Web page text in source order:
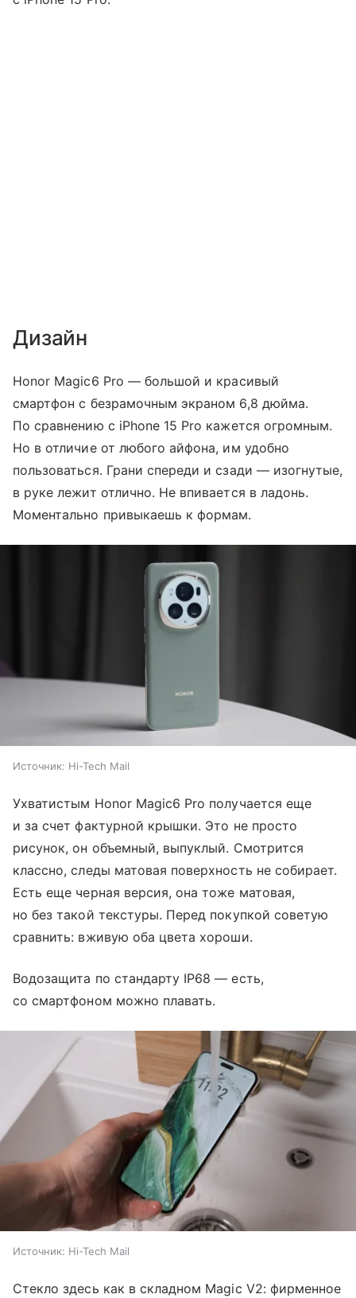
Дизайн
Honor Magic6 Pro — большой и красивый
смартфон с безрамочным экраном 6,8 дюйма.
По сравнению с iPhone 15 Pro кажется огромным.
Но в отличие от любого айфона, им удобно
пользоваться. Грани спереди и сзади — изогнутые,
в руке лежит отлично. Не впивается в ладонь.
Моментально привыкаешь к формам.
Источник: Hi-Tech Mail
Ухватистым Honor Magic6 Pro получается еще
и за счет фактурной крышки. Это не просто
рисунок, он объемный, выпуклый. Смотрится
классно, следы матовая поверхность не собирает.
Есть еще черная версия, она тоже матовая,
но без такой текстуры. Перед покупкой советую
сравнить: вживую оба цвета хороши.
Водозащита по стандарту IP68 — есть,
со смартфоном можно плавать.
Источник: Hi-Tech Mail
Стекло здесь как в складном Magic V2: фирменное